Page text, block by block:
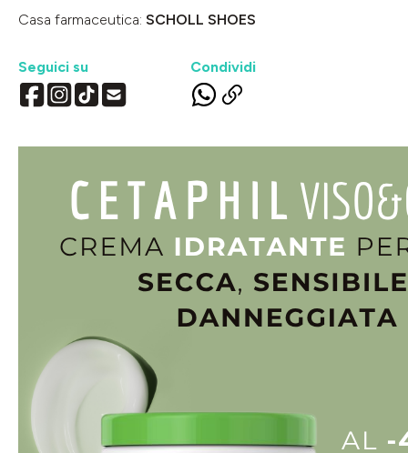
Casa farmaceutica: SCHOLL SHOES
Seguici su Condividi